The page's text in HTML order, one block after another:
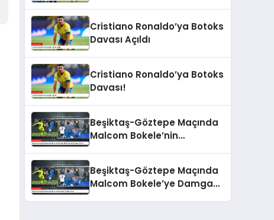
Cristiano Ronaldo’ya Botoks
Davası Açıldı
Cristiano Ronaldo’ya Botoks
Davası!
Beşiktaş-Göztepe Maçında
Malcom Bokele’nin
Beşiktaş-Göztepe Maçında
Malcom Bokele’ye Damga